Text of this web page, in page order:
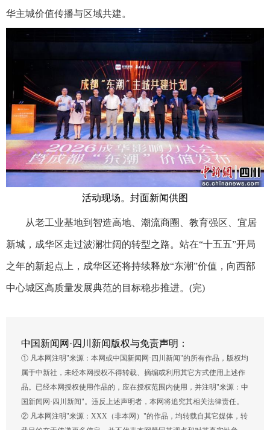
华主城价值传播与区域共建。
活动现场。封面新闻供图
从老工业基地到智造高地、潮流商圈、教育强区、宜居
新城，成华区走过波澜壮阔的转型之路。站在“十五五”开局
之年的新起点上，成华区还将持续释放“东潮”价值，向西部
中心城区高质量发展典范的目标稳步推进。(完)
中国新闻网·四川新闻版权与免责声明：
① 凡本网注明"来源：本网或中国新闻网·四川新闻"的所有作品，版权均
属于中新社，未经本网授权不得转载、摘编或利用其它方式使用上述作
品。已经本网授权使用作品的，应在授权范围内使用，并注明"来源：中
国新闻网·四川新闻"。违反上述声明者，本网将追究其相关法律责任。
② 凡本网注明"来源：XXX（非本网）"的作品，均转载自其它媒体，转